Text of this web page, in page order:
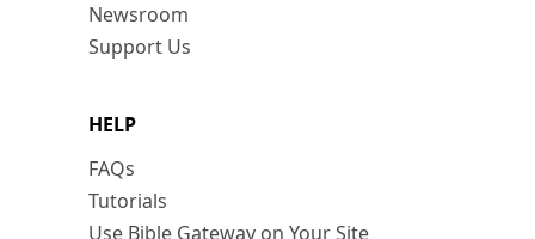
Newsroom
Support Us
HELP
FAQs
Tutorials
Use Bible Gateway on Your Site